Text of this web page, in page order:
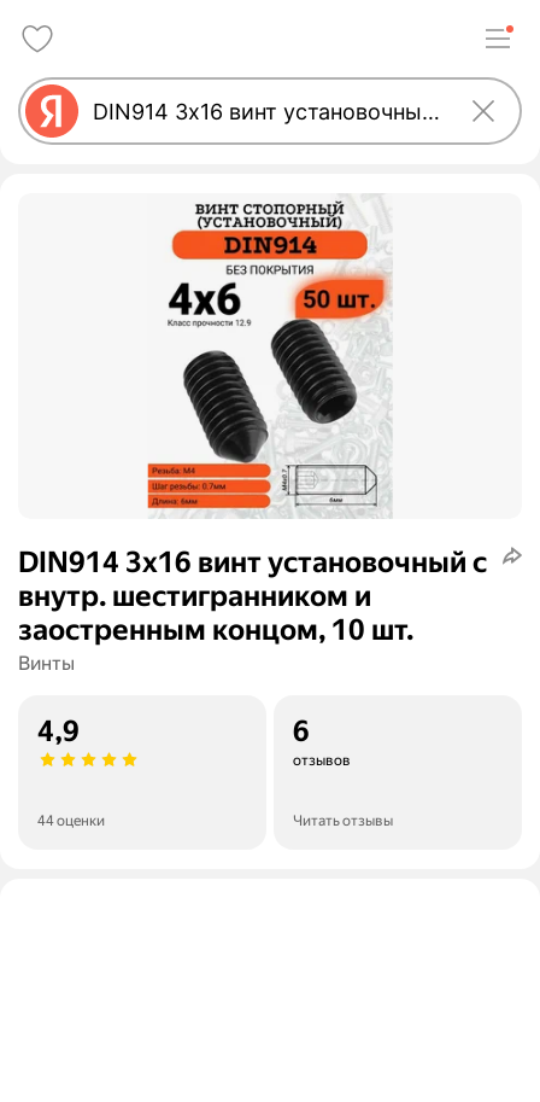
DIN914 3х16 винт установочный с
внутр. шестигранником и
заостренным концом, 10 шт.
Винты
4,9
44 оценки
6
отзывов
Читать отзывы